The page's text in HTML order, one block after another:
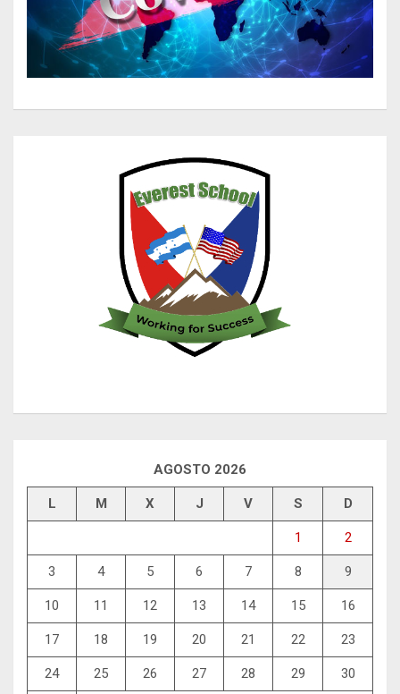
AGOSTO 2026
L M X J V S D
1 2
3 4 5 6 7 8 9
10 11 12 13 14 15 16
17 18 19 20 21 22 23
24 25 26 27 28 29 30